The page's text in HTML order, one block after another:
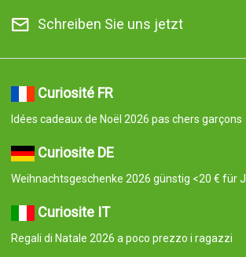
Schreiben Sie uns jetzt
Curiosité FR
Idées cadeaux de Noël 2026 pas chers garçons
Curiosite DE
Weihnachtsgeschenke 2026 günstig <20 € für
Curiosite IT
Regali di Natale 2026 a poco prezzo i ragazzi